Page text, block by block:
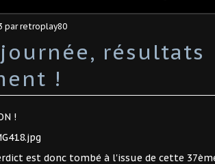
par retroplay80
résultats
!
!
est donc tombé à l'issue de cette